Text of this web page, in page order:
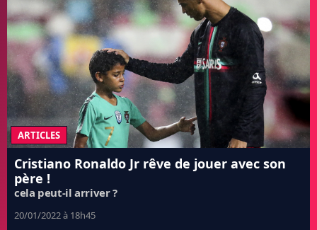
ARTICLES
Cristiano Ronaldo Jr rêve de jouer avec son
père !
cela peut-il arriver ?
20/01/2022 à 18h45